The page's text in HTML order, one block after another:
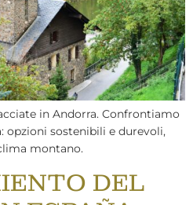
in Andorra. Confrontiamo
opzioni sostenibili e durevoli,
montano.
DEL